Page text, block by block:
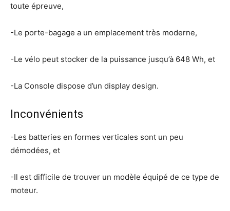
toute épreuve,
-Le porte-bagage a un emplacement très moderne,
-Le vélo peut stocker de la puissance jusqu’à 648 Wh, et
-La Console dispose d’un display design.
Inconvénients
-Les batteries en formes verticales sont un peu
démodées, et
-Il est difficile de trouver un modèle équipé de ce type de
moteur.